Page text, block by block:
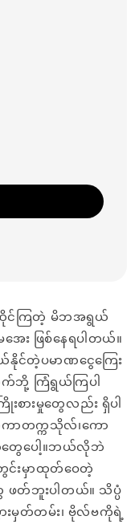
ထိုင်ကြတဲ့ မိဘအရွယ်
း ဖြစ်နေရပါတယ်။
င်တဲ့ပမာဏငွေကြေး
ဘို့ ကြံရွယ်ကြပါ
ားမှုတွေလည်း ရှိပါ
တက္ကသိုလ်၊ကော
တွေပေါ့။ဘယ်လိုဘဲ
တွင်းမှာထုတ်ဝေတဲ့
ဘူးပါတယ်။ သိပ္ပံ
းမှတ်တမ်း၊ ဗိုလ်ဗကိုရဲ့